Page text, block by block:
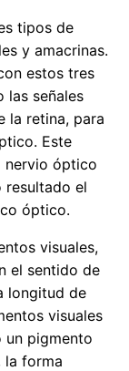
tipos de
y amacrinas.
estos tres
las señales
la retina, para
Este
nervio óptico
resultado el
óptico.
visuales,
el sentido de
longitud de
visuales
un pigmento
la forma